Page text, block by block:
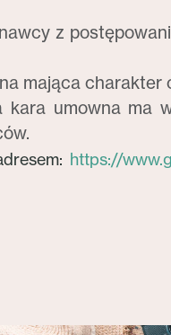
z
mająca charakter
umowna ma
https://